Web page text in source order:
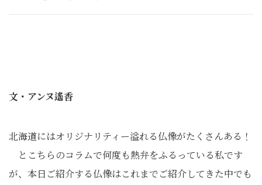
文・アンヌ遙香
北海道にはオリジナリティー溢れる仏像がたくさんある！
とこちらのコラムで何度も熱弁をふるっている私です
が、本日ご紹介する仏像はこれまでご紹介してきた中でも